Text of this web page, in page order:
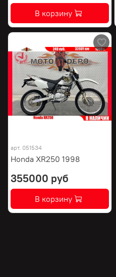
В корзину
арт. 051534
Honda XR250 1998
355000 руб
В корзину